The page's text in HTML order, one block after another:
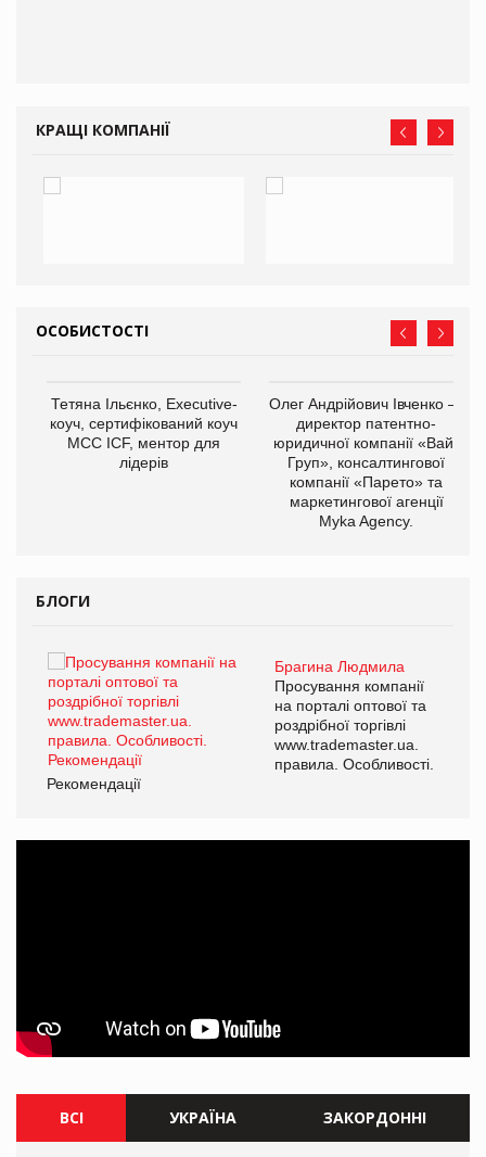
КРАЩІ КОМПАНІЇ
ОСОБИСТОСТІ
Тетяна Ільєнко, Executive-
коуч, сертифікований коуч
МСС ICF, ментор для
лідерів
Олег Андрійович Івченко —
директор патентно-
юридичної компанії «Вайз
Груп», консалтингової
компанії «Парето» та
маркетингової агенції
Myka Agency.
БЛОГИ
Брагина Людмила
Просування компанії
на порталі оптової та
роздрібної торгівлі
www.trademaster.ua.
правила. Особливості.
Рекомендації
ВСІ УКРАЇНА ЗАКОРДОННІ